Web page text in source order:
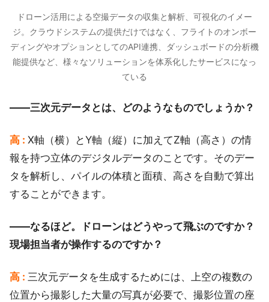
ドローン活用による空撮データの収集と解析、可視化のイメー
ジ。クラウドシステムの提供だけではなく、フライトのオンボー
ディングやオプションとしてのAPI連携、ダッシュボードの分析機
能提供など、様々なソリューションを体系化したサービスになっ
ている
――三次元データとは、どのようなものでしょうか？
高 : X軸（横）とY軸（縦）に加えてZ軸（高さ）の情
報を持つ立体のデジタルデータのことです。そのデー
タを解析し、パイルの体積と面積、高さを自動で算出
することができます。
――なるほど。ドローンはどうやって飛ぶのですか？
現場担当者が操作するのですか？
高 : 三次元データを生成するためには、上空の複数の
位置から撮影した大量の写真が必要で、撮影位置の座